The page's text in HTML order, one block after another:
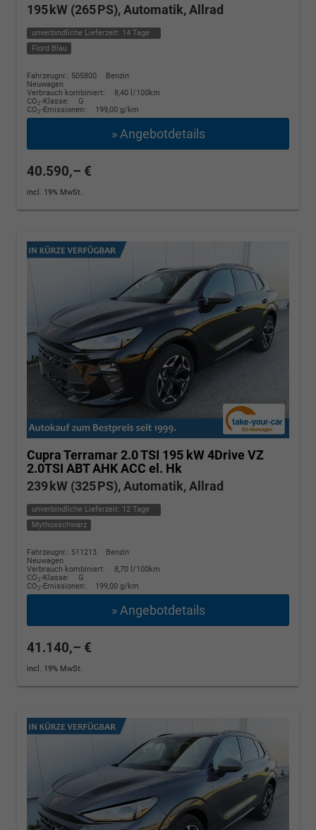
195 kW (265 PS), Automatik, Allrad
unverbindliche Lieferzeit: 14 Tage
Fiord Blau
Fahrzeugnr.: 505800
Benzin
Neuwagen
Verbrauch kombiniert:
8,40 l/100km
CO2-Klasse:
G
CO2-Emissionen: 199,00 g/km
» Angebotdetails
40.590,– €
incl. 19% MwSt.
Cupra Terramar2.0 TSI 195 kW 4Drive VZ
2.0TSI ABT AHK ACC el. Hk
239 kW (325 PS), Automatik, Allrad
unverbindliche Lieferzeit: 12 Tage
Mythosschwarz
Fahrzeugnr.: 511213
Benzin
Neuwagen
Verbrauch kombiniert:
8,70 l/100km
CO2-Klasse:
G
CO2-Emissionen: 199,00 g/km
» Angebotdetails
41.140,– €
incl. 19% MwSt.